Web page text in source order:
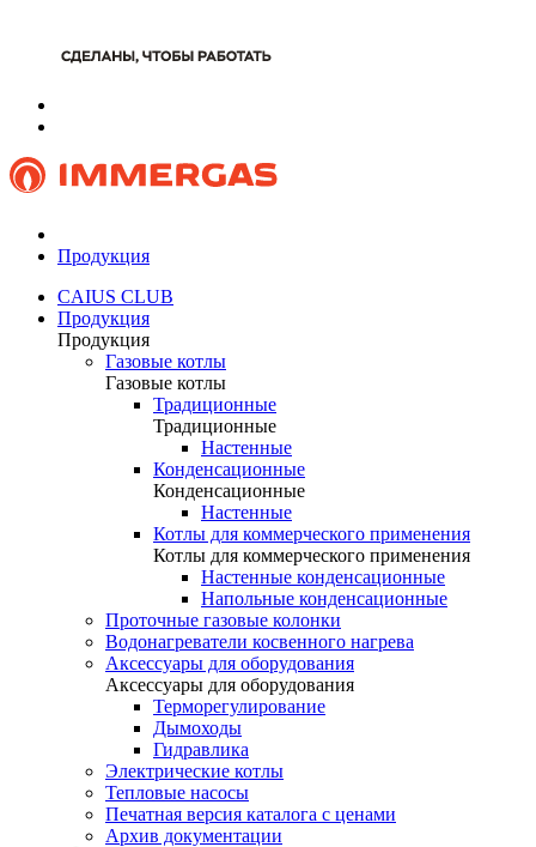
Продукция
CAIUS CLUB
Продукция
Продукция
Газовые котлы
Газовые котлы
Традиционные
Традиционные
Настенные
Конденсационные
Конденсационные
Настенные
Котлы для коммерческого применения
Котлы для коммерческого применения
Настенные конденсационные
Напольные конденсационные
Проточные газовые колонки
Водонагреватели косвенного нагрева
Аксессуары для оборудования
Аксессуары для оборудования
Терморегулирование
Дымоходы
Гидравлика
Электрические котлы
Тепловые насосы
Печатная версия каталога с ценами
Архив документации